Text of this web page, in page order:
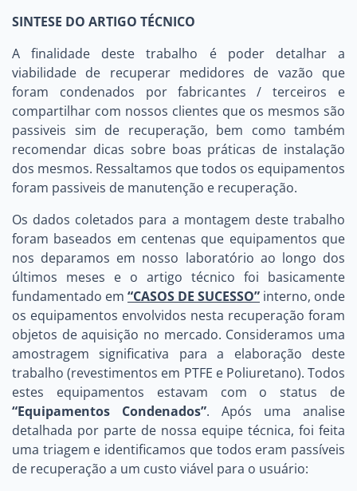
SINTESE DO ARTIGO TÉCNICO
A finalidade deste trabalho é poder detalhar a
viabilidade de recuperar medidores de vazão que
foram condenados por fabricantes / terceiros e
compartilhar com nossos clientes que os mesmos são
passiveis sim de recuperação, bem como também
recomendar dicas sobre boas práticas de instalação
dos mesmos. Ressaltamos que todos os equipamentos
foram passiveis de manutenção e recuperação.
Os dados coletados para a montagem deste trabalho
foram baseados em centenas que equipamentos que
nos deparamos em nosso laboratório ao longo dos
últimos meses e o artigo técnico foi basicamente
fundamentado em “CASOS DE SUCESSO” interno, onde
os equipamentos envolvidos nesta recuperação foram
objetos de aquisição no mercado. Consideramos uma
amostragem significativa para a elaboração deste
trabalho (revestimentos em PTFE e Poliuretano). Todos
estes equipamentos estavam com o status de
“Equipamentos Condenados”. Após uma analise
detalhada por parte de nossa equipe técnica, foi feita
uma triagem e identificamos que todos eram passíveis
de recuperação a um custo viável para o usuário: